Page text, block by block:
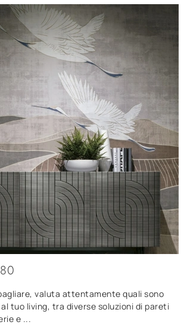
valuta attentamente quali sono
tuo living, tra diverse soluzioni di pareti
e ...